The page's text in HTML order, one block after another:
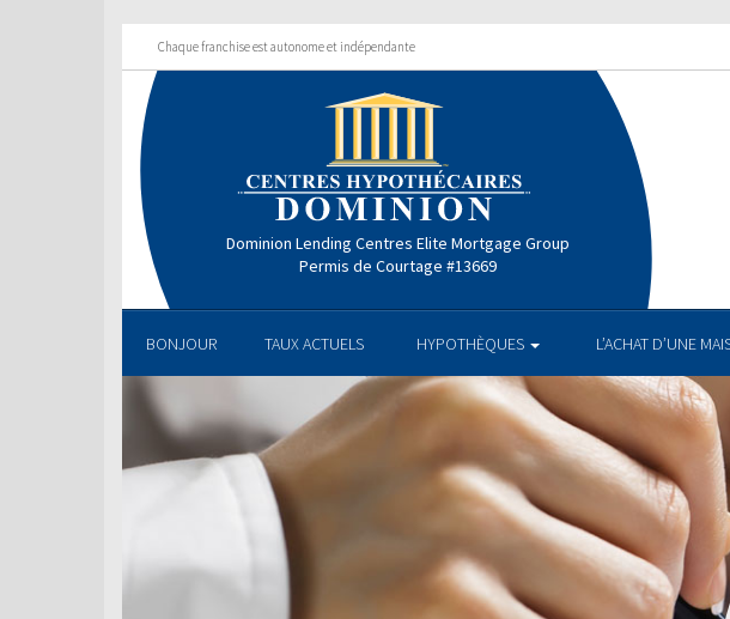
Chaque franchise est autonome et indépendante
Dominion Lending Centres Elite Mortgage Group
Permis de Courtage #13669
BONJOUR TAUX ACTUELS HYPOTHÈQUES L’ACHAT D’UNE